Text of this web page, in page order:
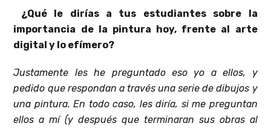
¿Qué le dirías a tus estudiantes sobre la
importancia de la pintura hoy, frente al arte
digital y lo efímero?
Justamente les he preguntado eso yo a ellos, y
pedido que respondan a través una serie de dibujos y
una pintura. En todo caso, les diría, si me preguntan
ellos a mí (y después que terminaran sus obras al